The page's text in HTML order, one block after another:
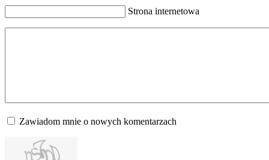
Strona internetowa
Zawiadom mnie o nowych komentarzach